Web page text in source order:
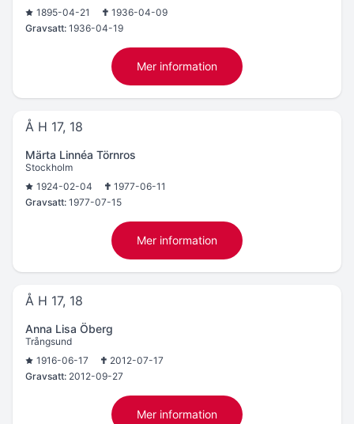
1895-04-21
1936-04-09
Gravsatt: 1936-04-19
Mer information
Å H 17, 18
Märta Linnéa Törnros
Stockholm
1924-02-04
1977-06-11
Gravsatt: 1977-07-15
Mer information
Å H 17, 18
Anna Lisa Öberg
Trångsund
1916-06-17
2012-07-17
Gravsatt: 2012-09-27
Mer information